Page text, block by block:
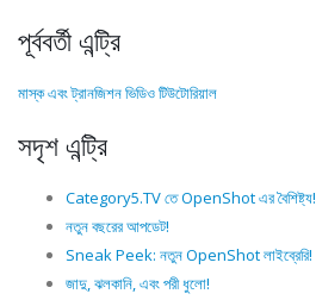
পূর্ববর্তী এন্ট্রি
মাস্ক এবং ট্রানজিশন ভিডিও টিউটোরিয়াল
সদৃশ এন্ট্রি
Category5.TV তে OpenShot এর বৈশিষ্ট্য!
নতুন বছরের আপডেট!
Sneak Peek: নতুন OpenShot লাইব্রেরি!
জাদু, ঝলকানি, এবং পরী ধুলো!